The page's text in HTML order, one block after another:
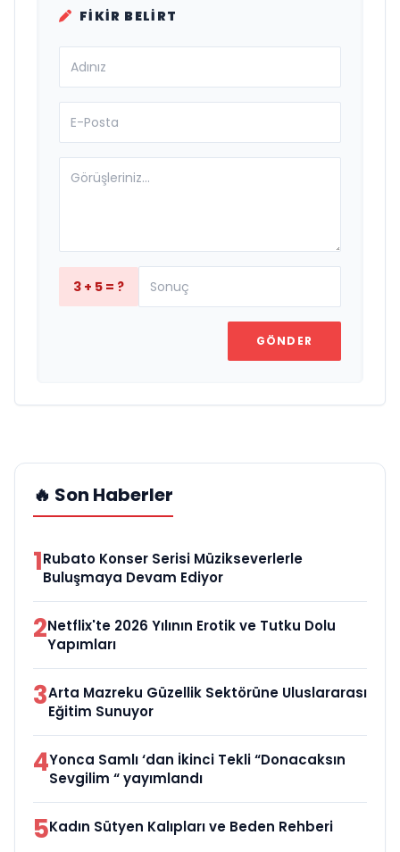
FIKIR BELIRT
3 + 5 = ?
GÖNDER
🔥 Son Haberler
1Rubato Konser Serisi Müzikseverlerle
Buluşmaya Devam Ediyor
2Netflix'te 2026 Yılının Erotik ve Tutku Dolu
Yapımları
3Arta Mazreku Güzellik Sektörüne Uluslararası
Eğitim Sunuyor
4Yonca Samlı ‘dan İkinci Tekli “Donacaksın
Sevgilim “ yayımlandı
5Kadın Sütyen Kalıpları ve Beden Rehberi